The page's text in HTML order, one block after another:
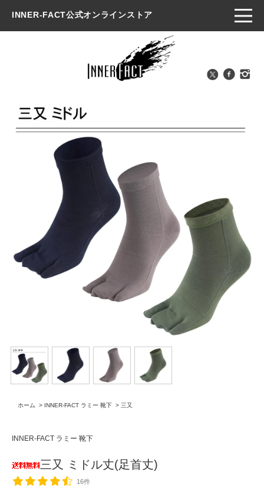
INNER-FACT公式オンラインストア
ホーム > INNER-FACT ラミー 靴下 > 三又
INNER-FACT ラミー 靴下
三又 ミドル丈(足首丈)
16件